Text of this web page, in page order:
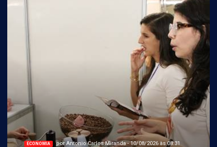
ECONOMIA por Antonio Carlos Miranda - 10/08/2026 às 08:31